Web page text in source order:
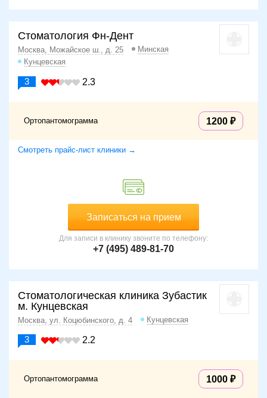
Стоматология Фн-Дент
Москва, Можайское ш., д. 25
Минская
Кунцевская
3 2.3
Ортопантомограмма 1200
Смотреть прайс-лист клиники →
Записаться на прием
Для записи в клинику звоните по телефону:
+7 (495) 489-81-70
Стоматологическая клиника Зубастик
м. Кунцевская
Москва, ул. Коцюбинского, д. 4 Кунцевская
3 2.2
Ортопантомограмма 1000